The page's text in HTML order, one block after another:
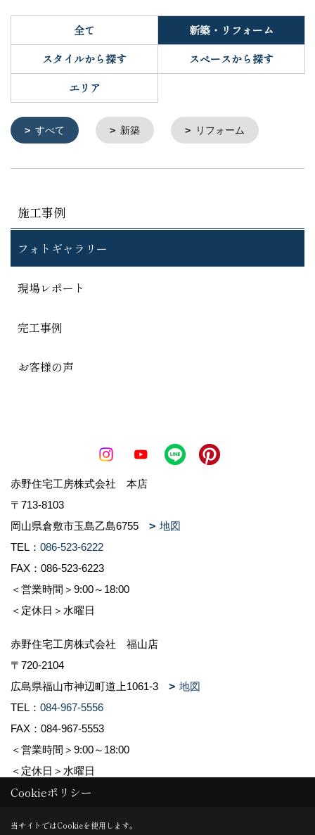
全て
新築・リフォーム
スタイルから探す
スペースから探す
エリア
すべて 新築 リフォーム
施工事例
フォトギャラリー
現場レポート
完工事例
お客様の声
赤野住宅工房株式会社 本店
〒713-8103
岡山県倉敷市玉島乙島6755
地図
TEL： 086-523-6222
FAX：086-523-6223
＜営業時間＞9:00～18:00
＜定休日＞水曜日
赤野住宅工房株式会社 福山店
〒720-2104
広島県福山市神辺町道上1061-3
地図
TEL： 084-967-5556
FAX：084-967-5553
＜営業時間＞9:00～18:00
＜定休日＞水曜日
Copyright (c) 赤野住宅工房株式会社. All Rights Reserved.
Cookieポリシー
当サイトではCookieを使用します。